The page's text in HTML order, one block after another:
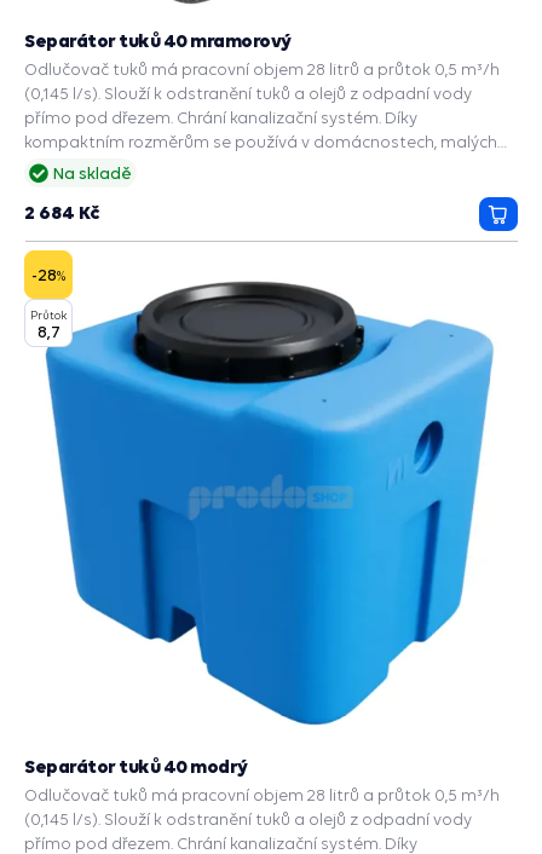
Na skladě
Separátor tuků 40 mramorový
Odlučovač tuků má pracovní objem 28 litrů a průtok 0,5 m³/h
(0,145 l/s). Slouží k odstranění tuků a olejů z odpadní vody
přímo pod dřezem. Chrání kanalizační systém. Díky
kompaktním rozměrům se používá v domácnostech, malých
kavárnách a kancelářských jídelnách.
2 684 Kč
do
-28%
Průtok
8,7
Separátor tuků 40 modrý
Odlučovač tuků má pracovní objem 28 litrů a průtok 0,5 m³/h
(0,145 l/s). Slouží k odstranění tuků a olejů z odpadní vody
přímo pod dřezem. Chrání kanalizační systém. Díky